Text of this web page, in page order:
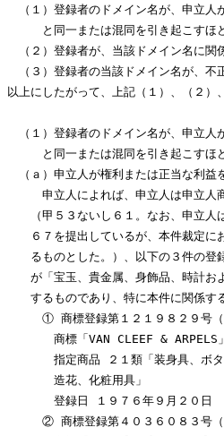
（１）登録者のドメイン名が、申立人
と同一または混同を引き起こすほど
（２）登録者が、当該ドメイン名に関
（３）登録者の当該ドメイン名が、不
以上にしたがって、上記（１）、（２
（１）登録者のドメイン名が、申立人
と同一または混同を引き起こすほ
（ａ）申立人が権利または正当な利益
申立人によれば、申立人は申立人商
（甲５３ないし６１。なお、申立人
６７を提出しているが、本件裁定に
るものとした。）、以下の３件の登
が「宝玉、貴金属、身飾品、時計お
するものであり、特に本件に関係する
① 商標登録第１２１９８２９号（
商標「VAN CLEEF & ARPELS」
指定商品 ２１類「装身具、ボタン
造花、化粧用具」
登録日 １９７６年９月２０日
② 商標登録第４０３６０８３号（